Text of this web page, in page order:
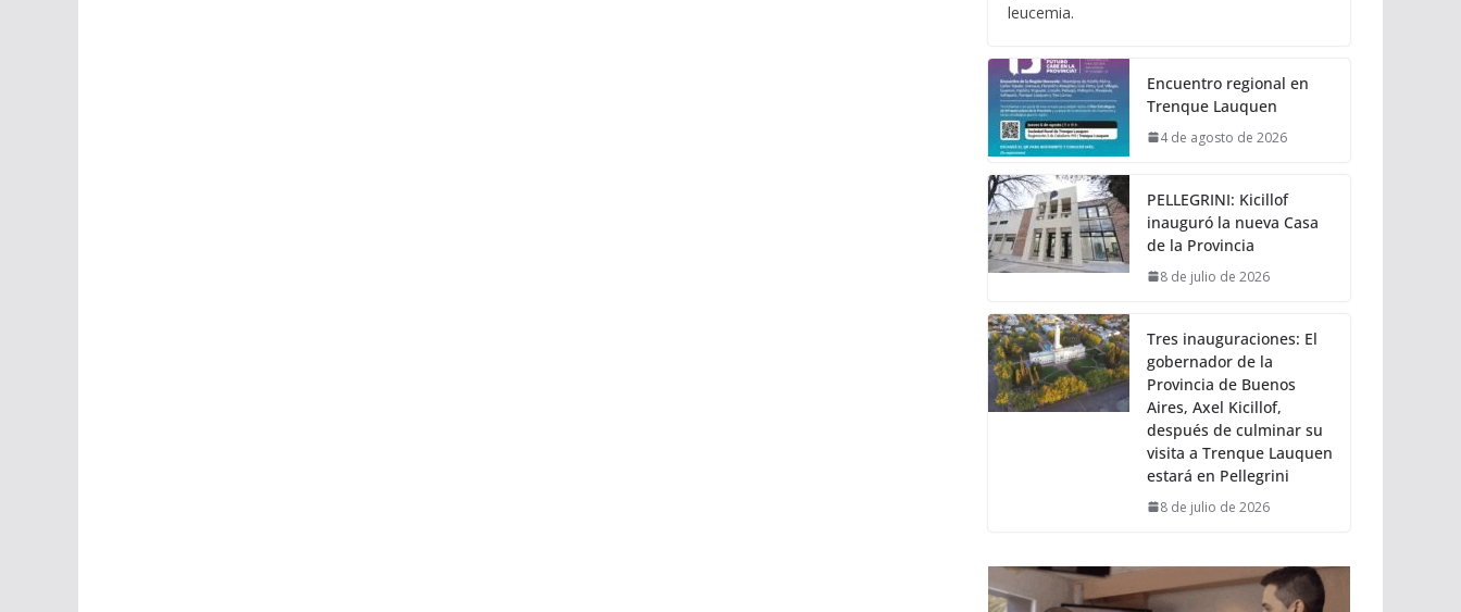
leucemia.
Encuentro regional en
Trenque Lauquen
4 de agosto de 2026
PELLEGRINI: Kicillof
inauguró la nueva Casa
de la Provincia
8 de julio de 2026
Tres inauguraciones: El
gobernador de la
Provincia de Buenos
Aires, Axel Kicillof,
después de culminar su
visita a Trenque Lauquen
estará en Pellegrini
8 de julio de 2026